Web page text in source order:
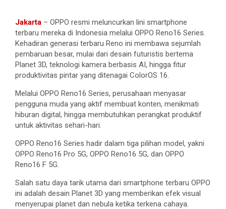
Jakarta – OPPO resmi meluncurkan lini smartphone
terbaru mereka di Indonesia melalui OPPO Reno16 Series.
Kehadiran generasi terbaru Reno ini membawa sejumlah
pembaruan besar, mulai dari desain futuristis bertema
Planet 3D, teknologi kamera berbasis AI, hingga fitur
produktivitas pintar yang ditenagai ColorOS 16.
Melalui OPPO Reno16 Series, perusahaan menyasar
pengguna muda yang aktif membuat konten, menikmati
hiburan digital, hingga membutuhkan perangkat produktif
untuk aktivitas sehari-hari.
OPPO Reno16 Series hadir dalam tiga pilihan model, yakni
OPPO Reno16 Pro 5G, OPPO Reno16 5G, dan OPPO
Reno16 F 5G.
Salah satu daya tarik utama dari smartphone terbaru OPPO
ini adalah desain Planet 3D yang memberikan efek visual
menyerupai planet dan nebula ketika terkena cahaya.